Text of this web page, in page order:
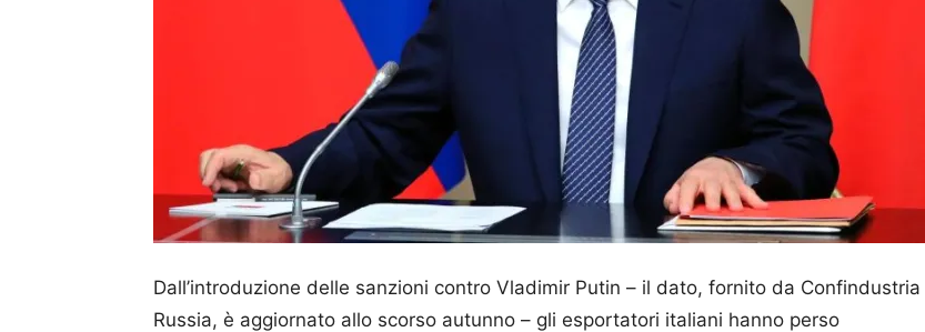
Dall’introduzione delle sanzioni contro Vladimir Putin – il dato, fornito da Confindustria
Russia, è aggiornato allo scorso autunno – gli esportatori italiani hanno perso